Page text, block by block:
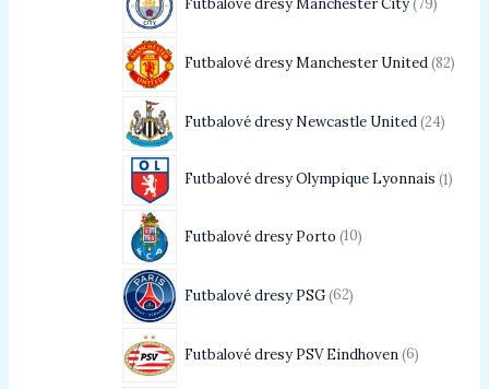
Futbalové dresy Manchester United 82
Futbalové dresy Newcastle United 24
Futbalové dresy Olympique Lyonnais 1
Futbalové dresy Porto 10
Futbalové dresy PSG 62
Futbalové dresy PSV Eindhoven 6